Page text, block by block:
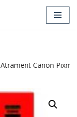
Atrament Canon